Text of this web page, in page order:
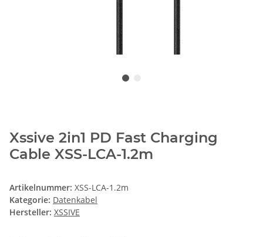
Xssive 2in1 PD Fast Charging
Cable XSS-LCA-1.2m
Artikelnummer: XSS-LCA-1.2m
Kategorie: Datenkabel
Hersteller: XSSIVE